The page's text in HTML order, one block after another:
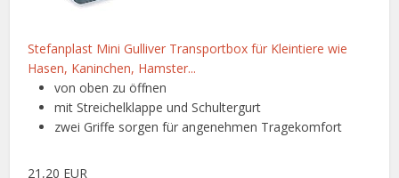
Stefanplast Mini Gulliver Transportbox für Kleintiere wie
Hasen, Kaninchen, Hamster...
von oben zu öffnen
mit Streichelklappe und Schultergurt
zwei Griffe sorgen für angenehmen Tragekomfort
21,20 EUR